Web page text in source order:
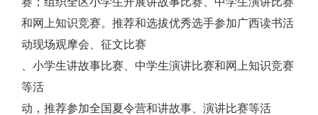
和网上知识竞赛。推荐和选拔优秀选手参加广西读书活
动现场观摩会、征文比赛
、小学生讲故事比赛、中学生演讲比赛和网上知识竞赛
等活
动，推荐参加全国夏令营和讲故事、演讲比赛等活